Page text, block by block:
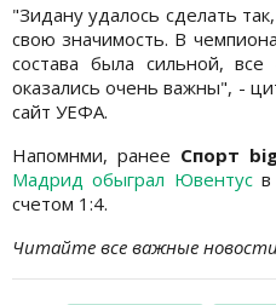
"Зидану удалось сделать
свою значимость. В
состава была сильной, все
оказались очень важны", -
сайт УЕФА.
Напомнми, ранее Спорт
Мадрид обыграл Ювентусв
счетом 1:4.
Читайте все важные